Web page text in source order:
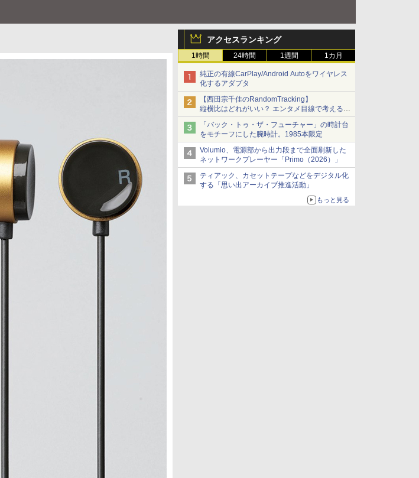
アクセスランキング
1時間 24時間 1週間 1カ月
純正の有線CarPlay/Android Autoをワイヤレス
化するアダプタ
【西田宗千佳のRandomTracking】
縦横比はどれがいい？ エンタメ目線で考える、
サムスン新「Galaxy Z Fold」
「バック・トゥ・ザ・フューチャー」の時計台
をモチーフにした腕時計。1985本限定
Volumio、電源部から出力段まで全面刷新した
ネットワークプレーヤー「Primo（2026）」
ティアック、カセットテープなどをデジタル化
する「思い出アーカイブ推進活動」
もっと見る